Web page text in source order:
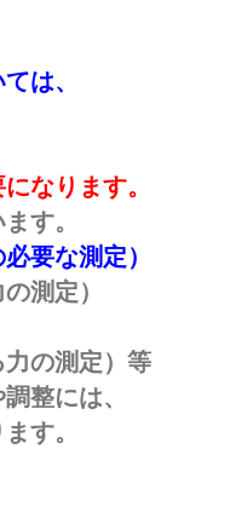
は、
なります。
す。
要な測定）
測定）
力の測定）等
整には、
す。